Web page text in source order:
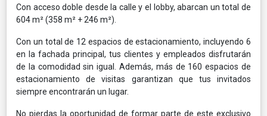
Con acceso doble desde la calle y el lobby, abarcan un total de
604 m² (358 m² + 246 m²).
Con un total de 12 espacios de estacionamiento, incluyendo 6
en la fachada principal, tus clientes y empleados disfrutarán
de la comodidad sin igual. Además, más de 160 espacios de
estacionamiento de visitas garantizan que tus invitados
siempre encontrarán un lugar.
No pierdas la oportunidad de formar parte de este exclusivo